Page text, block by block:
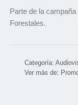
Parte de la
Forestales.
Categoría:
Ver más de: